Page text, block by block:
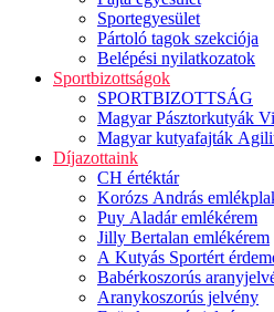
Sportegyesület
Pártoló tagok szekciója
Belépési nyilatkozatok
Sportbizottságok
SPORTBIZOTTSÁG
Magyar Pásztorkutyák
Magyar kutyafajták
Díjazottaink
CH értéktár
Korózs András
Puy Aladár emlékérem
Jilly Bertalan emlékérem
A Kutyás Sportért
Babérkoszorús
Aranykoszorús jelvény